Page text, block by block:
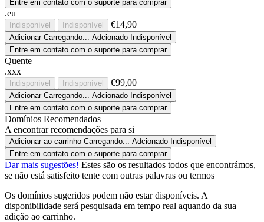
Entre em contato com o suporte para comprar
.eu
Indisponível Indisponível €14,90
Adicionar Carregando... Adcionado Indisponível
Entre em contato com o suporte para comprar
Quente
.xxx
Indisponível Indisponível €99,00
Adicionar Carregando... Adcionado Indisponível
Entre em contato com o suporte para comprar
Domínios Recomendados
A encontrar recomendações para si
Adicionar ao carrinho Carregando... Adcionado Indisponível
Entre em contato com o suporte para comprar
Dar mais sugestões! Estes são os resultados todos que encontrámos,
se não está satisfeito tente com outras palavras ou termos
Os domínios sugeridos podem não estar disponíveis. A
disponibilidade será pesquisada em tempo real aquando da sua
adição ao carrinho.